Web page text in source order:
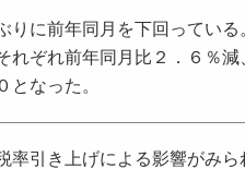
りに前年同月を下回っている
れぞれ前年同月比２．６％
となった。
率引き上げによる影響がみ